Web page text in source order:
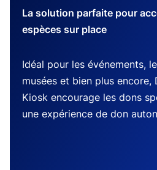
La solution parfaite pour
espèces sur place
Idéal pour les événements,
musées et bien plus encore,
Kiosk encourage les dons
une expérience de don